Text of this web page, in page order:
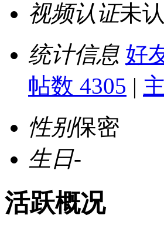
视频认证未
统计信息 好
帖数 4305 |
性别保密
生日-
活跃概况